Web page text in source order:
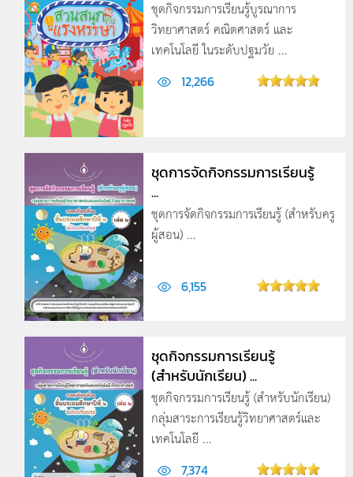
ชุดกิจกรรมการเรียนรู้บูรณาการ
วิทยาศาสตร์ คณิตศาสตร์ และ
เทคโนโลยี ในระดับปฐมวัย ...
12,266
ชุดการจัดกิจกรรมการเรียนรู้
...
ชุดการจัดกิจกรรมการเรียนรู้ (สำหรับครู
ผู้สอน) ...
6,155
ชุดกิจกรรมการเรียนรู้
(สำหรับนักเรียน) ...
ชุดกิจกรรมการเรียนรู้ (สำหรับนักเรียน)
กลุ่มสาระการเรียนรู้วิทยาศาสตร์และ
เทคโนโลยี ...
7,374